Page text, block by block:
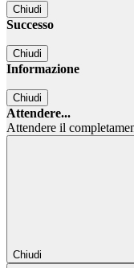
Chiudi
Successo
Chiudi
Informazione
Chiudi
Attendere...
Attendere il
Chiudi